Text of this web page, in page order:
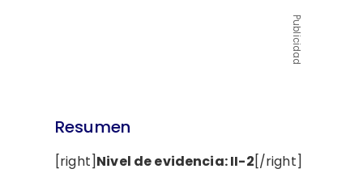
Publicidad
Resumen
[right]Nivel de evidencia: II-2[/right]